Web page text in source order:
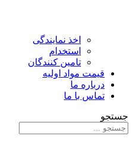
اخذ نمایندگی
استخدام
تامین کنندگان
قیمت مواد اولیه
درباره ما
تماس با ما
جستجو